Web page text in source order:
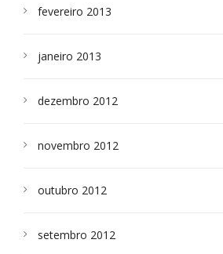
fevereiro 2013
janeiro 2013
dezembro 2012
novembro 2012
outubro 2012
setembro 2012